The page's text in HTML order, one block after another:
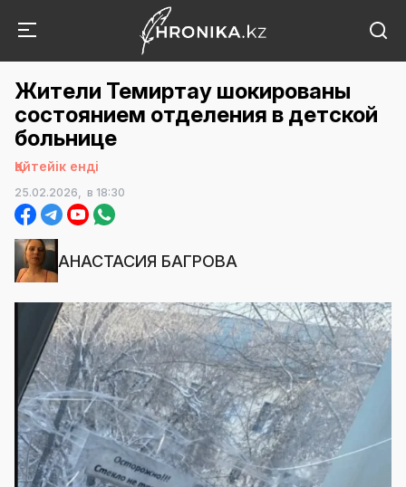
Жители Темиртау шокированы
состоянием отделения в детской
больнице
Қайтейік енді
25.02.2026, в 18:30
АНАСТАСИЯ БАГРОВА